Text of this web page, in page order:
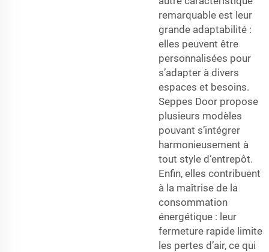
remarquable est leur
grande adaptabilité :
elles peuvent être
personnalisées pour
s’adapter à divers
espaces et besoins.
Seppes Door propose
plusieurs modèles
pouvant s’intégrer
harmonieusement à
tout style d’entrepôt.
Enfin, elles contribuent
à la maîtrise de la
consommation
énergétique : leur
fermeture rapide limite
les pertes d’air, ce qui